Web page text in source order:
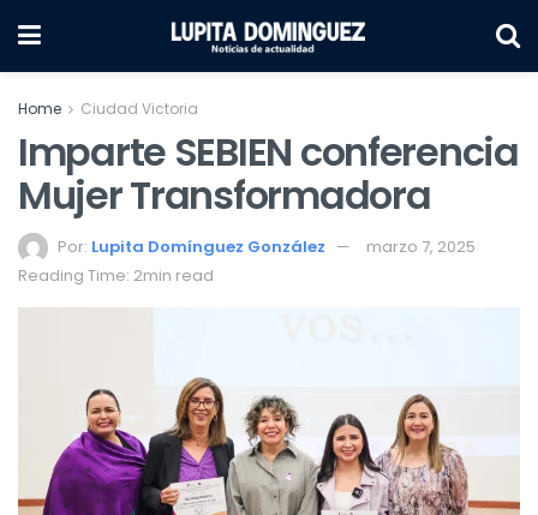
Home Ciudad Victoria
Imparte SEBIEN conferencia
Mujer Transformadora
Por: Lupita Domínguez González
marzo 7, 2025
Reading Time: 2min read